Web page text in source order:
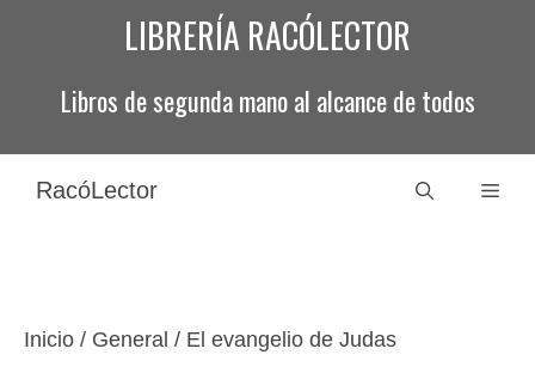
LIBRERÍA RACÓLECTOR
Libros de segunda mano al alcance de todos
RacóLector
Inicio / General / El evangelio de Judas